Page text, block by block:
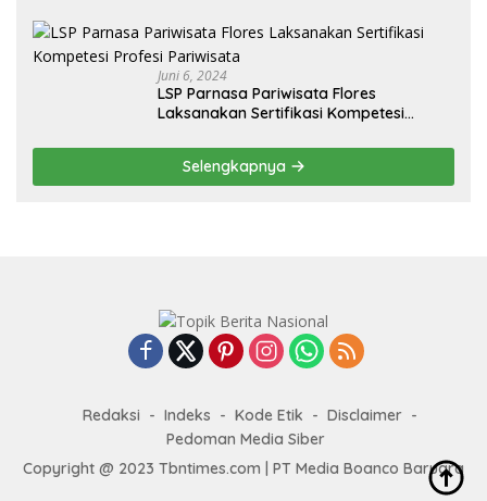
Juni 6, 2024
LSP Parnasa Pariwisata Flores
Laksanakan Sertifikasi Kompetesi
Selengkapnya
Redaksi Indeks Kode Etik
Disclaimer
Pedoman Media Siber
Copyright @ 2023 Tbntimes.com | PT Media Boanco Baruara